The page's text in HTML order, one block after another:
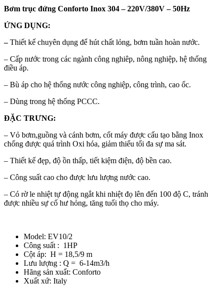
Bơm trục đứng Conforto Inox 304 – 220V/380V – 50Hz
ỨNG DỤNG:
–Thiết kế chuyên dụng để hút chất lỏng, bơm tuần hoàn nước.
– Cấp nước trong các ngành công nghiêp, nông nghiệp, hệ thống
điều áp.
– Bù áp cho hệ thống nước công nghiệp, công trình, cao ốc.
– Dùng trong hệ thống PCCC.
ĐẶC TRƯNG:
– Vỏ bơm,guồng và cánh bơm, cốt máy được cấu tạo bằng Inox
chống được quá trình Oxi hóa, giảm thiểu tối đa sự ma sát.
– Thiết kế đẹp, độ ồn thấp, tiết kiệm điện, độ bền cao.
– Công suất cao cho được lưu lượng nước cao.
– Có rờ le nhiệt tự động ngắt khi nhiệt đọ lên đến 100 độ C, tránh
được nhiều sự cố hư hỏng, tăng tuổi thọ cho máy.
Model: EV10/2
Công suất : 1HP
Cột áp: H = 18,5/9 m
Lưu lượng : Q = 6-14m3/h
Hãng sản xuất: Conforto
Xuất xứ: Italy